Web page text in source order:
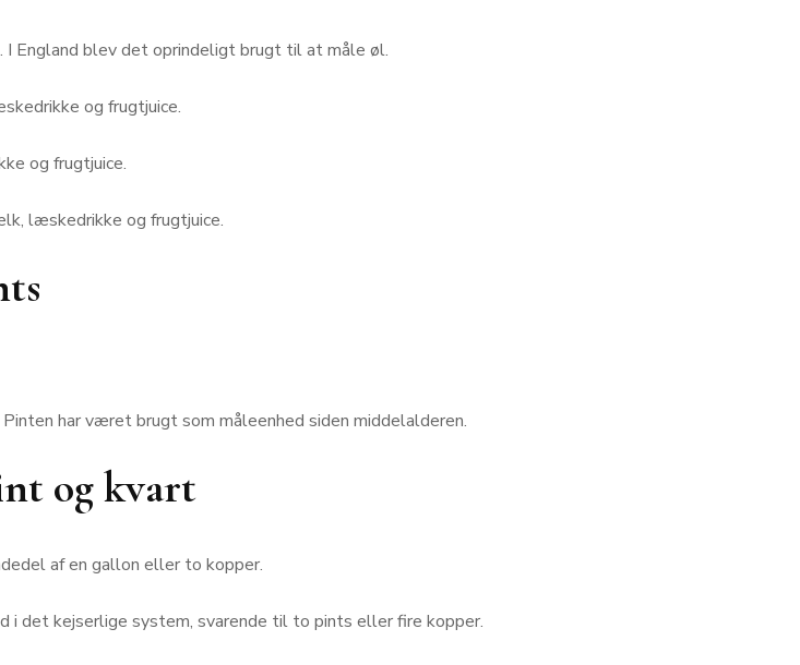
England blev det oprindeligt brugt til at måle øl.
og frugtjuice.
og frugtjuice.
læskedrikke og frugtjuice.
har været brugt som måleenhed siden middelalderen.
og kvart
af en gallon eller to kopper.
i det kejserlige system, svarende til to pints eller fire kopper.